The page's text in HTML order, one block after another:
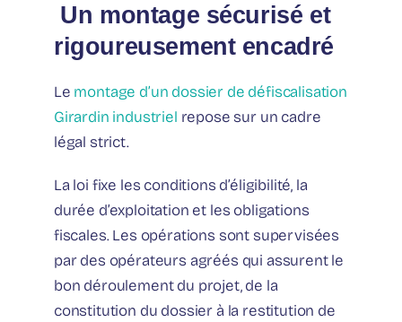
️ Un montage sécurisé et
rigoureusement encadré
Le montage d’un dossier de défiscalisation
Girardin industriel repose sur un cadre
légal strict.
La loi fixe les conditions d’éligibilité, la
durée d’exploitation et les obligations
fiscales. Les opérations sont supervisées
par des opérateurs agréés qui assurent le
bon déroulement du projet, de la
constitution du dossier à la restitution de